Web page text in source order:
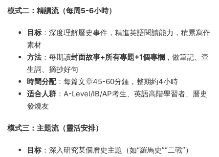
模式二：精讀流（每周5-6小時）
目标 ：深度理解曆史事件，精進英語閱讀能力，積累寫作
素材
方法：每期讀封面故事+所有專題+1個專欄 ，做筆記、查
生詞、摘抄好句
時間分配：每篇文章45-60分鍾，整期約4小時
适合人群 ：A-Level/IB/AP考生、英語高階學習者、曆史
發燒友
模式三：主題流（靈活安排）
目标 ：深入研究某個曆史主題（如“羅馬史”“二戰”）